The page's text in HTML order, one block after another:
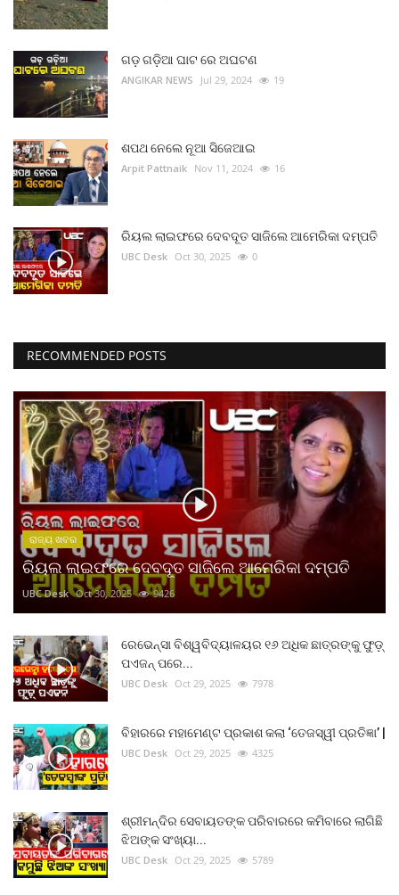
ଗଡ଼ ଗଡ଼ିଆ ଘାଟ ରେ ଅଘଟଣ
ANGIKAR NEWS Jul 29, 2024 19
ଶପଥ ନେଲେ ନୂଆ ସିଜେଆଇ
Arpit Pattnaik Nov 11, 2024 16
ରିୟଲ ଲାଇଫରେ ଦେବଦୂତ ସାଜିଲେ ଆମେରିକା ଦମ୍ପତି
UBC Desk Oct 30, 2025 0
RECOMMENDED POSTS
ରାଜ୍ୟ ଖବର
ରିୟଲ ଲାଇଫରେ ଦେବଦୂତ ସାଜିଲେ ଆମେରିକା ଦମ୍ପତି
UBC Desk Oct 30, 2025 9426
ରେଭେନ୍ସା ବିଶ୍ୱବିଦ୍ୟାଳୟର ୧୬ ଅଧିକ ଛାତ୍ରଙ୍କୁ ଫୁଡ଼୍
ପଏଜନ୍ ପରେ...
UBC Desk Oct 29, 2025 7978
ବିହାରରେ ମହାମେଣ୍ଟ ପ୍ରକାଶ କଲା ‘ତେଜସ୍ୱୀ ପ୍ରତିଜ୍ଞା’ |
UBC Desk Oct 29, 2025 4325
ଶ୍ରୀମନ୍ଦିର ସେବାୟତଙ୍କ ପରିବାରରେ କମିବାରେ ଲାଗିଛି
ଝିଅଙ୍କ ସଂଖ୍ୟା...
UBC Desk Oct 29, 2025 5789